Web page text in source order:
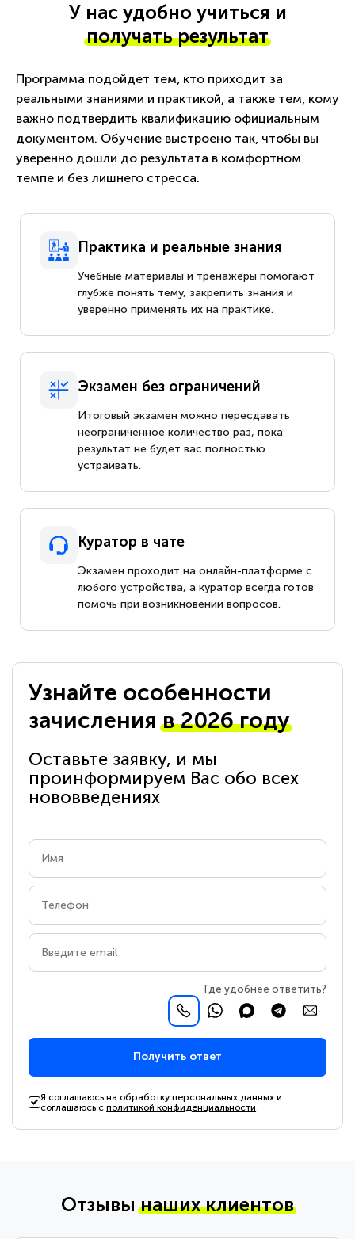
У нас удобно учиться и
получать результат
Программа подойдет тем, кто приходит за
реальными знаниями и практикой, а также тем, кому
важно подтвердить квалификацию официальным
документом. Обучение выстроено так, чтобы вы
уверенно дошли до результата в комфортном
темпе и без лишнего стресса.
Практика и реальные знания
Учебные материалы и тренажеры помогают
глубже понять тему, закрепить знания и
уверенно применять их на практике.
Экзамен без ограничений
Итоговый экзамен можно пересдавать
неограниченное количество раз, пока
результат не будет вас полностью
устраивать.
Куратор в чате
Экзамен проходит на онлайн-платформе с
любого устройства, а куратор всегда готов
помочь при возникновении вопросов.
Узнайте особенности
зачисленияв 2026 году
Оставьте заявку, и мы
проинформируем Вас обо всех
нововведениях
Где удобнее ответить?
Получить ответ
Я соглашаюсь на обработку персональных данных и
соглашаюсь сполитикой конфиденциальности
Отзывынаших клиентов